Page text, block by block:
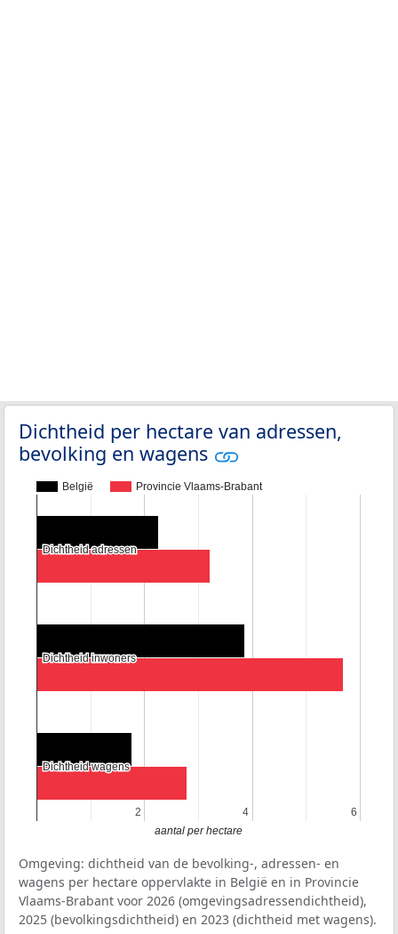
Dichtheid per hectare van adressen,
bevolking en wagens
België Provincie Vlaams-Brabant
2
2 4
4 6
6
Dichtheid adressen
Dichtheid adressen
Dichtheid inwoners
Dichtheid inwoners
Dichtheid wagens
Dichtheid wagens
aantal per hectare
Omgeving: dichtheid van de bevolking-, adressen- en
wagens per hectare oppervlakte in België en in Provincie
Vlaams-Brabant voor 2026 (omgevingsadressendichtheid),
2025 (bevolkingsdichtheid) en 2023 (dichtheid met wagens).